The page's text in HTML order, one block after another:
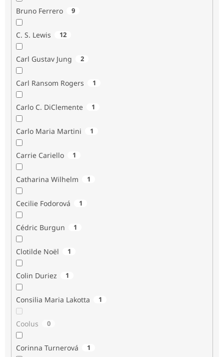
Bruno Ferrero 9
C. S. Lewis 12
Carl Gustav Jung 2
Carl Ransom Rogers 1
Carlo C. DiClemente 1
Carlo Maria Martini 1
Carrie Cariello 1
Catharina Wilhelm 1
Cecilie Fodorová 1
Cédric Burgun 1
Clotilde Noël 1
Colin Duriez 1
Consilia Maria Lakotta 1
Coolus 0
Corinna Turnerová 1